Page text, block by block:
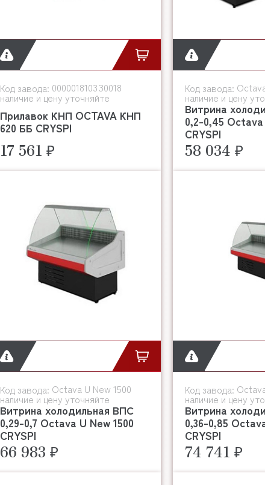
Код завода: 0000018103З0018
наличие и цену уточняйте
Прилавок КНП OCTAVA КНП
620 ББ CRYSPI
17 561 ₽
Код завода:
наличие и цену
Витрина
0,2-0,45 Octava
CRYSPI
58 034 ₽
Код завода: Octava U New 1500
наличие и цену уточняйте
Витрина холодильная ВПС
0,29-0,7 Octava U New 1500
CRYSPI
66 983 ₽
Код завода:
наличие и цену
Витрина
0,36-0,85
CRYSPI
74 741 ₽